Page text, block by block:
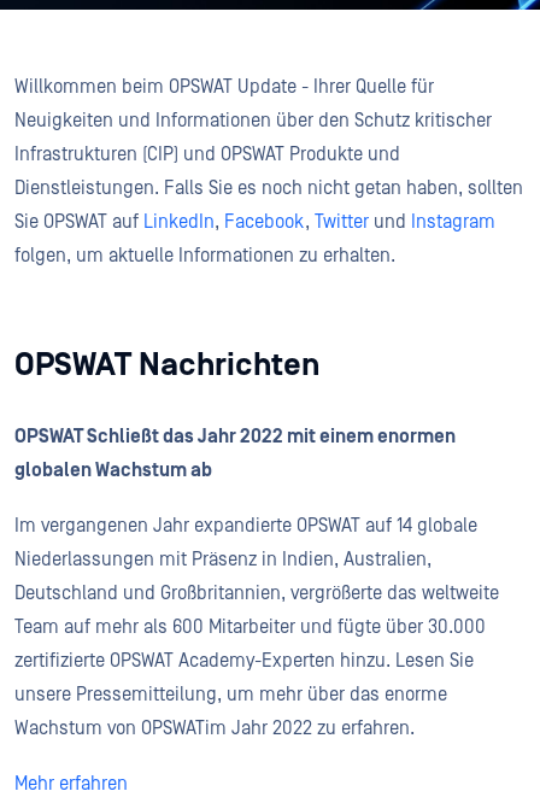
Willkommen beim OPSWAT Update - Ihrer Quelle für
Neuigkeiten und Informationen über den Schutz kritischer
Infrastrukturen (CIP) und OPSWAT Produkte und
Dienstleistungen. Falls Sie es noch nicht getan haben, sollten
Sie OPSWAT auf LinkedIn, Facebook, Twitter und
Instagram
folgen, um aktuelle Informationen zu erhalten.
OPSWAT Nachrichten
OPSWAT Schließt das Jahr 2022 mit einem enormen
globalen Wachstum ab
Im vergangenen Jahr expandierte OPSWAT auf 14 globale
Niederlassungen mit Präsenz in Indien, Australien,
Deutschland und Großbritannien, vergrößerte das weltweite
Team auf mehr als 600 Mitarbeiter und fügte über 30.000
zertifizierte OPSWAT Academy-Experten hinzu. Lesen Sie
unsere Pressemitteilung, um mehr über das enorme
Wachstum von OPSWATim Jahr 2022 zu erfahren.
Mehr erfahren